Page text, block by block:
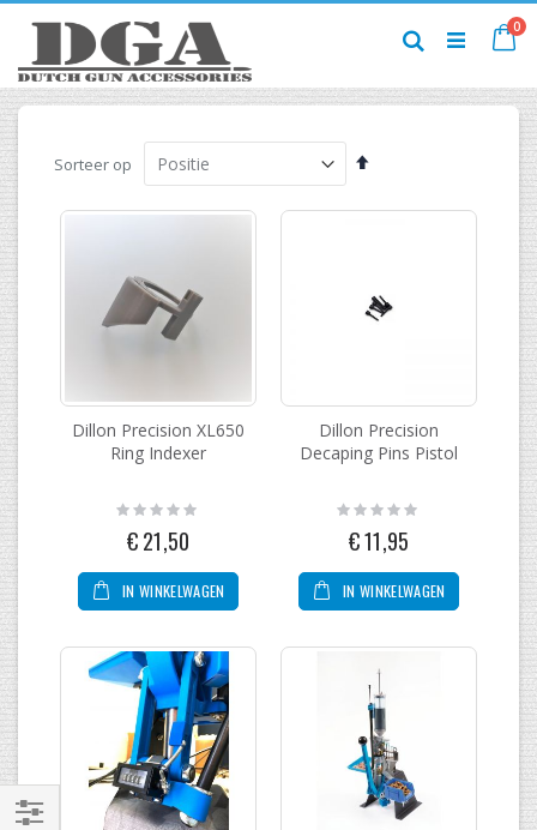
naar
de
inhoud
0
Zoek
Sorteer op
Van
Dillon Precision XL650
Ring Indexer
Rating:
0%
€ 21,50
IN WINKELWAGEN
Dillon Precision
Decaping Pins Pistol
Rating:
0%
€ 11,95
IN WINKELWAGEN